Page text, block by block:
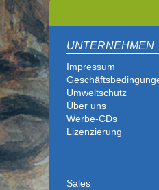
UNTERNEHMEN
Impressum
Umweltschutz
Über uns
Werbe-CDs
Lizenzierung
Sales